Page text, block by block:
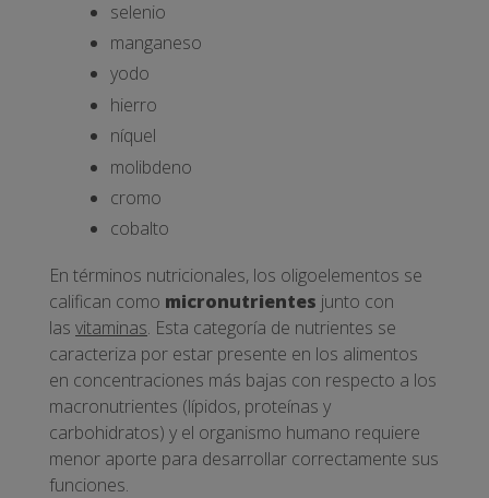
selenio
manganeso
yodo
hierro
níquel
molibdeno
cromo
cobalto
En términos nutricionales, los oligoelementos se
califican como micronutrientes junto con
las vitaminas. Esta categoría de nutrientes se
caracteriza por estar presente en los alimentos
en concentraciones más bajas con respecto a los
macronutrientes (lípidos, proteínas y
carbohidratos) y el organismo humano requiere
menor aporte para desarrollar correctamente sus
funciones.